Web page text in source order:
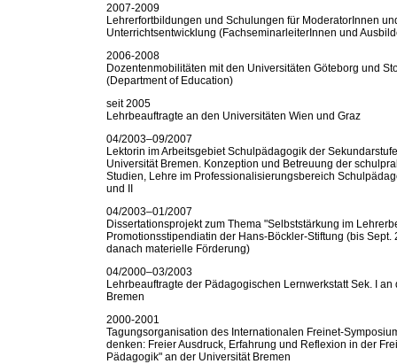
2007-2009
Lehrerfortbildungen und Schulungen für ModeratorInnen
Unterrichtsentwicklung (FachseminarleiterInnen und
2006-2008
Dozentenmobilitäten mit den Universitäten Göteborg und
(Department of Education)
seit 2005
Lehrbeauftragte an den Universitäten Wien und Graz
04/2003–09/2007
Lektorin im Arbeitsgebiet Schulpädagogik der
Universität Bremen. Konzeption und Betreuung der
Studien, Lehre im Professionalisierungsbereich
und II
04/2003–01/2007
Dissertationsprojekt zum Thema "Selbststärkung im
Promotionsstipendiatin der Hans-Böckler-Stiftung (bis Sept.
danach materielle Förderung)
04/2000–03/2003
Lehrbeauftragte der Pädagogischen Lernwerkstatt Sek. I an
Bremen
2000-2001
Tagungsorganisation des Internationalen Freinet-
denken: Freier Ausdruck, Erfahrung und Reflexion in der
Pädagogik" an der Universität Bremen